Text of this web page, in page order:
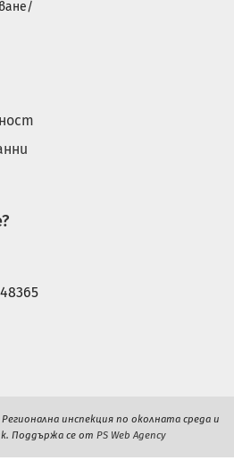
инспекция по околната среда и
Поддържа се от PS Web Agency